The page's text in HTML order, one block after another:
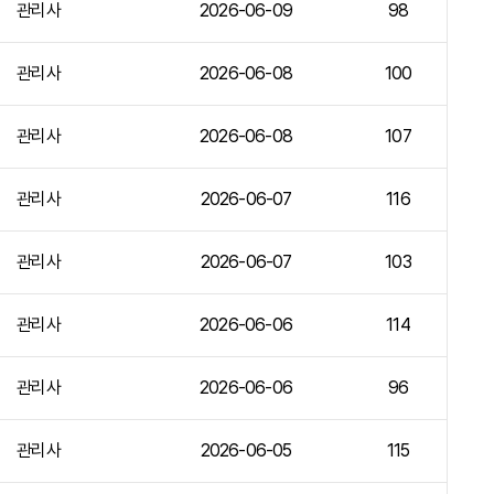
관리사 2026-06-09 98
관리사 2026-06-08 100
관리사 2026-06-08 107
관리사 2026-06-07 116
관리사 2026-06-07 103
관리사 2026-06-06 114
관리사 2026-06-06 96
관리사 2026-06-05 115